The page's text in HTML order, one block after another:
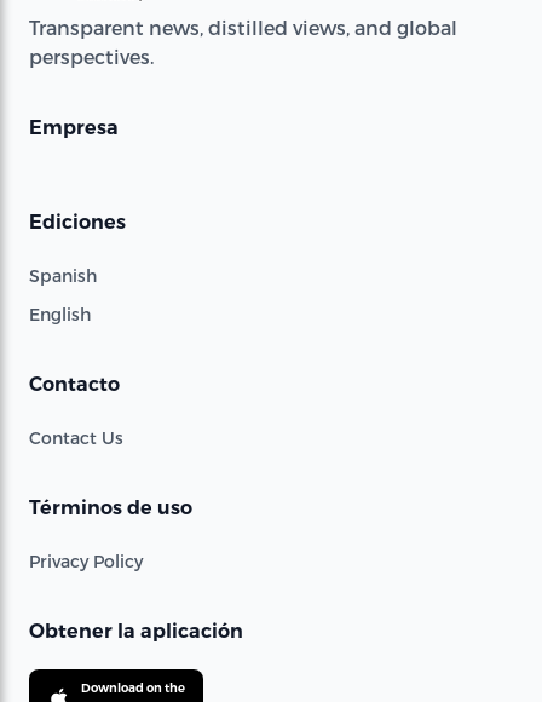
Transparent news, distilled views, and global
perspectives.
Empresa
Ediciones
Spanish
English
Contacto
Contact Us
Términos de uso
Privacy Policy
Obtener la aplicación
Download on the